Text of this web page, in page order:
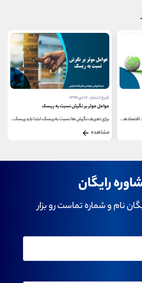
همه دولت ها بدنبال ثبات اقتصادی هستند. اقتصادهای...
تاریخ انتشار : ۱۷ دی ۱۳۹۹
عوامل موثر بر نگرش نسبت به ریسک
برای تعریف نگرش ها نسبت به ریسک، ابتدا باید ریسک...
مشاهده
رایگان
نام و شماره تماست رو بزار